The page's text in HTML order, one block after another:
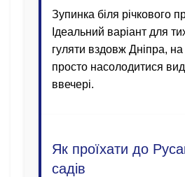
Зупинка біля річкового
Ідеальний варіант для
гуляти вздовж Дніпра,
просто насолодитися
ввечері.
Як проїхати до
садів